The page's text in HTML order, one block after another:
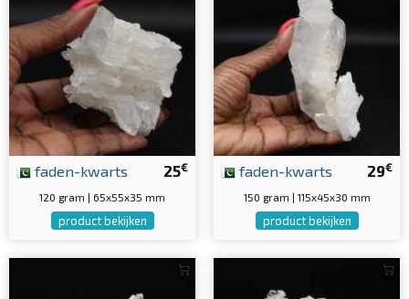
25€
faden-kwarts
120 gram | 65x55x35 mm
product bekijken
29€
faden-kwarts
150 gram | 115x45x30 mm
product bekijken